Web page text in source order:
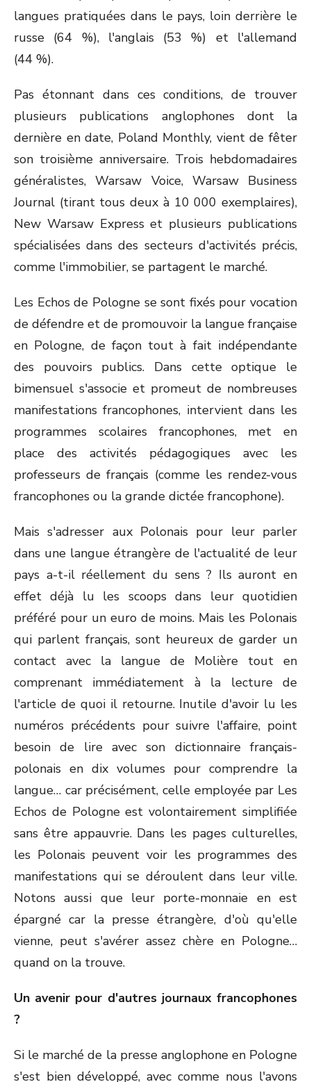
langues pratiquées dans le pays, loin derrière le
russe (64 %), l'anglais (53 %) et l'allemand
(44 %).
Pas étonnant dans ces conditions, de trouver
plusieurs publications anglophones dont la
dernière en date, Poland Monthly, vient de fêter
son troisième anniversaire. Trois hebdomadaires
généralistes, Warsaw Voice, Warsaw Business
Journal (tirant tous deux à 10 000 exemplaires),
New Warsaw Express et plusieurs publications
spécialisées dans des secteurs d'activités précis,
comme l'immobilier, se partagent le marché.
Les Echos de Pologne se sont fixés pour vocation
de défendre et de promouvoir la langue française
en Pologne, de façon tout à fait indépendante
des pouvoirs publics. Dans cette optique le
bimensuel s'associe et promeut de nombreuses
manifestations francophones, intervient dans les
programmes scolaires francophones, met en
place des activités pédagogiques avec les
professeurs de français (comme les rendez-vous
francophones ou la grande dictée francophone).
Mais s'adresser aux Polonais pour leur parler
dans une langue étrangère de l'actualité de leur
pays a-t-il réellement du sens ? Ils auront en
effet déjà lu les scoops dans leur quotidien
préféré pour un euro de moins. Mais les Polonais
qui parlent français, sont heureux de garder un
contact avec la langue de Molière tout en
comprenant immédiatement à la lecture de
l'article de quoi il retourne. Inutile d'avoir lu les
numéros précédents pour suivre l'affaire, point
besoin de lire avec son dictionnaire français-
polonais en dix volumes pour comprendre la
langue… car précisément, celle employée par Les
Echos de Pologne est volontairement simplifiée
sans être appauvrie. Dans les pages culturelles,
les Polonais peuvent voir les programmes des
manifestations qui se déroulent dans leur ville.
Notons aussi que leur porte-monnaie en est
épargné car la presse étrangère, d'où qu'elle
vienne, peut s'avérer assez chère en Pologne…
quand on la trouve.
Un avenir pour d'autres journaux francophones
?
Si le marché de la presse anglophone en Pologne
s'est bien développé, avec comme nous l'avons